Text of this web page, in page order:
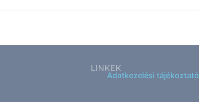
LINKEK
Adatkezelési tájékoztató